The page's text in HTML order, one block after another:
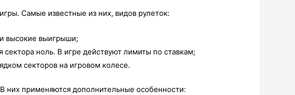
Самые известные из них, видов рулеток:
высокие выигрыши;
ноль. В игре действуют лимиты по ставкам;
секторов на игровом колесе.
них применяются дополнительные особенности: